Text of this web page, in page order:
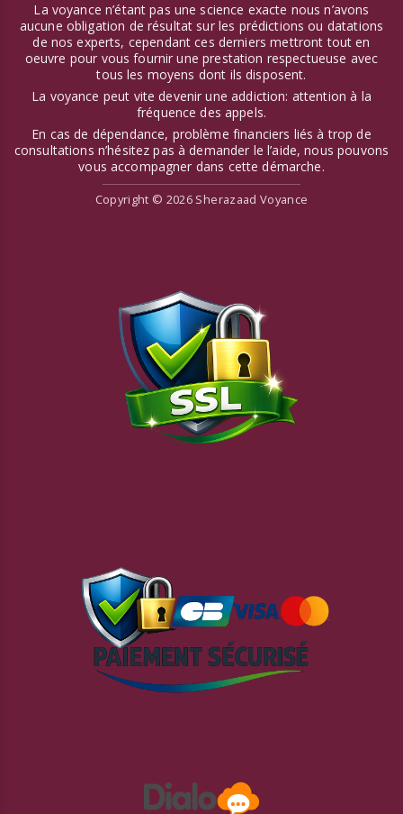
La voyance n’étant pas une science exacte nous n’avons
aucune obligation de résultat sur les prédictions ou datations
de nos experts, cependant ces derniers mettront tout en
oeuvre pour vous fournir une prestation respectueuse avec
tous les moyens dont ils disposent.
La voyance peut vite devenir une addiction: attention à la
fréquence des appels.
En cas de dépendance, problème financiers liés à trop de
consultations n’hésitez pas à demander le l’aide, nous pouvons
vous accompagner dans cette démarche.
Copyright © 2026 Sherazaad Voyance